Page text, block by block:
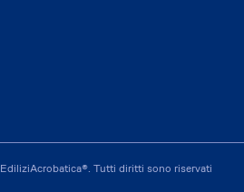
Tutti diritti sono riservati